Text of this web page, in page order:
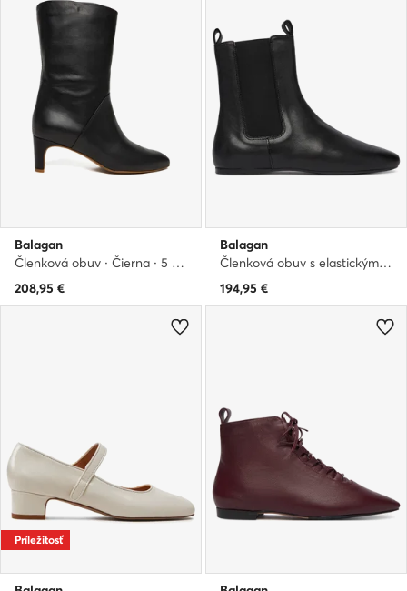
Balagan
Členková obuv · Čierna · 5 cm
208,95 €
Balagan
Členková obuv s elastickým prvkom · Čierna
194,95 €
Príležitosť